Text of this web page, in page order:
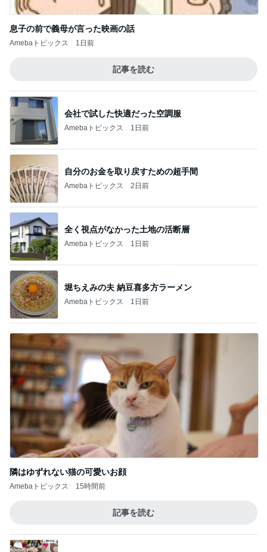
息子の前で義母が言った映画の話
Amebaトピックス 1日前
記事を読む
会社で試した快適だった空調服
Amebaトピックス 1日前
自分のお金を取り戻すための超手間
Amebaトピックス 2日前
全く視点がなかった土地の活断層
Amebaトピックス 1日前
堀ちえみの夫 納豆喜多方ラーメン
Amebaトピックス 1日前
隣はゆずれない猫の可愛いお顔
Amebaトピックス 15時間前
記事を読む